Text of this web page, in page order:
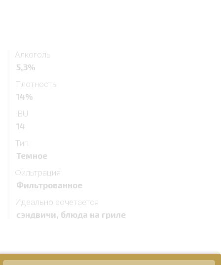
Алкоголь
5,3%
Плотность
14%
IBU
14
Тип
Темное
Фильтрация
Фильтрованное
Идеально сочетается
сэндвичи, блюда на гриле